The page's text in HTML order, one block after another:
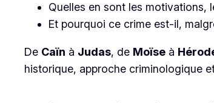
Quelles en sont les motivations,
Et pourquoi ce crime est-il,
De Caïn à Judas, de Moïse à
historique, approche criminologique